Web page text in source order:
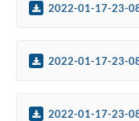
2022-01-17-23-
2022-01-17-23-
2022-01-17-23-